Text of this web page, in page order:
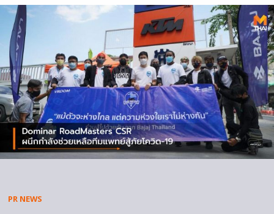
ไลฟ์สไตล์
PR NEWS